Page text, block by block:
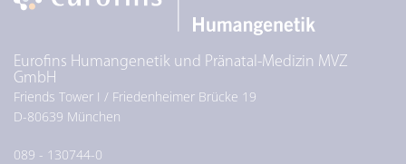
Eurofins Humangenetik und Pränatal-Medizin MVZ
GmbH
Friends Tower I / Friedenheimer Brücke 19
D-80639 München
089 - 130744-0